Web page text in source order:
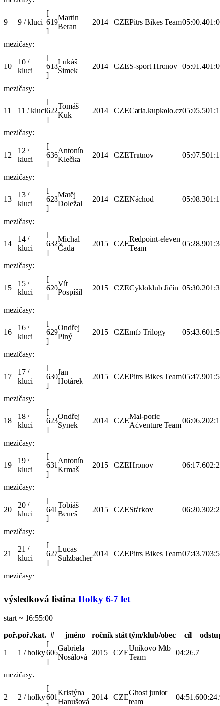
9 9 / kluci
[
619
]
Martin
Beran
2014 CZEPitrs Bikes Team05:00.4
mezičasy:
10
10 /
kluci
[
618
]
Lukáš
Šimek
2014 CZES-sport Hronov 05:01.4
mezičasy:
11 11 / kluci
[
622
]
Tomáš
Kuk
2014 CZECarla.kupkolo.cz05:05.5
mezičasy:
12
12 /
kluci
[
636
]
Antonín
Klečka
2014 CZETrutnov 05:07.5
mezičasy:
13
13 /
kluci
[
628
]
Matěj
Doležal
2014 CZENáchod 05:08.3
mezičasy:
14
14 /
kluci
[
632
]
Michal
Čada
2015 CZE
Redpoint-eleven
Team
05:28.9
mezičasy:
15
15 /
kluci
[
620
]
Vít
Pospíšil
2015 CZECykloklub Jičín 05:30.2
mezičasy:
16
16 /
kluci
[
629
]
Ondřej
Plný
2015 CZEmtb Trilogy 05:43.6
mezičasy:
17
17 /
kluci
[
630
]
Jan
Hotárek
2015 CZEPitrs Bikes Team05:47.9
mezičasy:
18
18 /
kluci
[
623
]
Ondřej
Synek
2014 CZE
Mal-poric
Adventure Team
06:06.2
mezičasy:
19
19 /
kluci
[
631
]
Antonín
Krmaš
2015 CZEHronov 06:17.6
mezičasy:
20
20 /
kluci
[
641
]
Tobiáš
Beneš
2015 CZEStárkov 06:20.3
mezičasy:
21
21 /
kluci
[
627
]
Lucas
Sulzbacher
2014 CZEPitrs Bikes Team07:43.7
mezičasy:
výsledková listina Holky 6-7 let
start ~ 16:55:00
poř.poř./kat. # jméno ročník stát tým/klub/obec cíl
1 1 / holky
[
606
]
Gabriela
Nosálová
2015 CZE
Unikovo Mtb
Team
04:26.7
mezičasy:
2 2 / holky
[
601
Kristýna
Hanušová
2014 CZE
Ghost junior
team
04:51.6